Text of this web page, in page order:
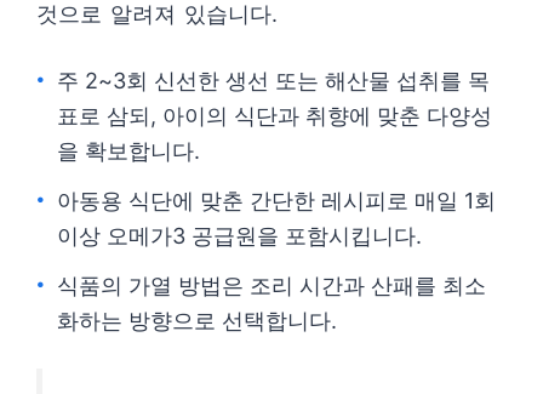
것으로 알려져 있습니다.
주 2~3회 신선한 생선 또는 해산물 섭취를 목
표로 삼되, 아이의 식단과 취향에 맞춘 다양성
을 확보합니다.
아동용 식단에 맞춘 간단한 레시피로 매일 1회
이상 오메가3 공급원을 포함시킵니다.
식품의 가열 방법은 조리 시간과 산패를 최소
화하는 방향으로 선택합니다.